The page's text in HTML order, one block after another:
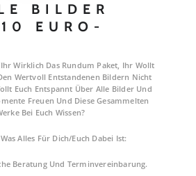
BILDER
EURO-
Wirklich Das Rundum Paket, Ihr Wollt
Wertvoll Entstandenen Bildern Nicht
Euch Entspannt Über Alle Bilder Und
Freuen Und Diese Gesammelten
Bei Euch Wissen?
Alles Für Dich/euch Dabei Ist:
Beratung Und Terminvereinbarung.